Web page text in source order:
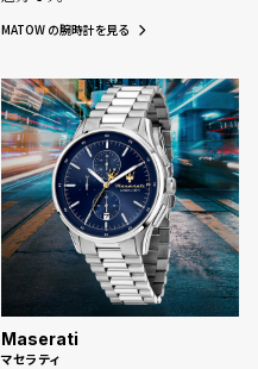
MATOW の腕時計を見る
Maserati
マセラティ